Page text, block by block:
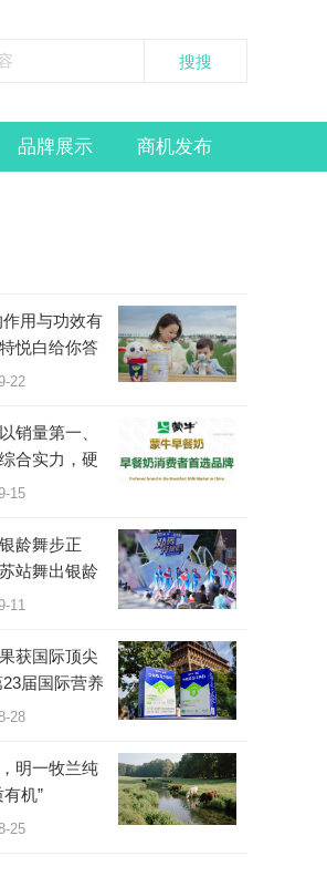
品牌展示 商机发布
用与功效有
悦白给你答
22
销量第一、
合实力，硬
赛道
15
龄舞步正
站舞出银龄
11
获国际顶尖
届国际营养
28
明一牧兰纯
机”
25